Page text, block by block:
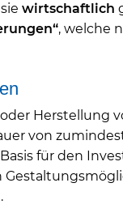
wirtschaftlich
, welche
von
für den